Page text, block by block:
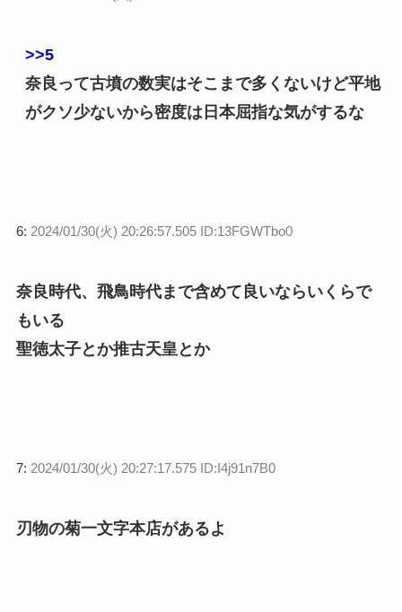
>>5
奈良って古墳の数実はそこまで多くないけど平地
がクソ少ないから密度は日本屈指な気がするな
6: 2024/01/30(火) 20:26:57.505 ID:13FGWTbo0
奈良時代、飛鳥時代まで含めて良いならいくらで
もいる
聖徳太子とか推古天皇とか
7: 2024/01/30(火) 20:27:17.575 ID:I4j91n7B0
刃物の菊一文字本店があるよ